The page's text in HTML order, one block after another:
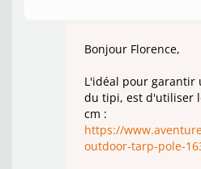
Bonjour Florence,
L'idéal pour garantir
du tipi, est d'utiliser
cm :
https://
outdoor-tarp-pole-